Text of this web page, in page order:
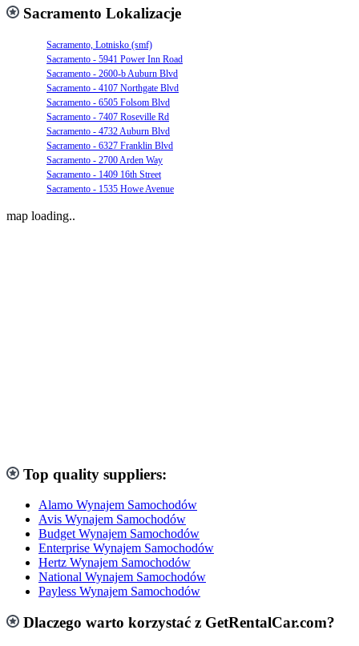
Sacramento Lokalizacje
Sacramento, Lotnisko (smf)
Sacramento - 5941 Power Inn Road
Sacramento - 2600-b Auburn Blvd
Sacramento - 4107 Northgate Blvd
Sacramento - 6505 Folsom Blvd
Sacramento - 7407 Roseville Rd
Sacramento - 4732 Auburn Blvd
Sacramento - 6327 Franklin Blvd
Sacramento - 2700 Arden Way
Sacramento - 1409 16th Street
Sacramento - 1535 Howe Avenue
map loading..
Top quality suppliers:
Alamo Wynajem Samochodów
Avis Wynajem Samochodów
Budget Wynajem Samochodów
Enterprise Wynajem Samochodów
Hertz Wynajem Samochodów
National Wynajem Samochodów
Payless Wynajem Samochodów
Dlaczego warto korzystać z GetRentalCar.com?